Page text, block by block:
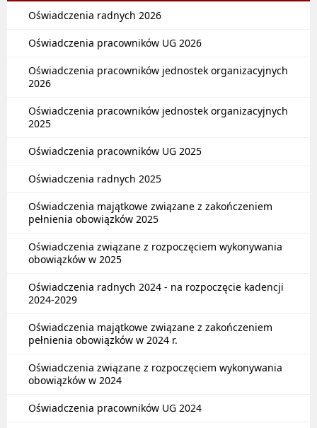
Oświadczenia radnych 2026
Oświadczenia pracowników UG 2026
Oświadczenia pracowników jednostek organizacyjnych
2026
Oświadczenia pracowników jednostek organizacyjnych
2025
Oświadczenia pracowników UG 2025
Oświadczenia radnych 2025
Oświadczenia majątkowe związane z zakończeniem
pełnienia obowiązków 2025
Oświadczenia związane z rozpoczęciem wykonywania
obowiązków w 2025
Oświadczenia radnych 2024 - na rozpoczęcie kadencji
2024-2029
Oświadczenia majątkowe związane z zakończeniem
pełnienia obowiązków w 2024 r.
Oświadczenia związane z rozpoczęciem wykonywania
obowiązków w 2024
Oświadczenia pracowników UG 2024